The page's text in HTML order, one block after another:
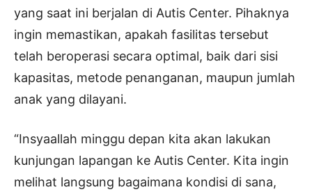
yang saat ini berjalan di Autis Center. Pihaknya
ingin memastikan, apakah fasilitas tersebut
telah beroperasi secara optimal, baik dari sisi
kapasitas, metode penanganan, maupun jumlah
anak yang dilayani.
“Insyaallah minggu depan kita akan lakukan
kunjungan lapangan ke Autis Center. Kita ingin
melihat langsung bagaimana kondisi di sana,